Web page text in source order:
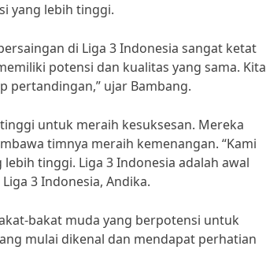
yang lebih tinggi.
di Liga 3 Indonesia sangat ketat
potensi dan kualitas yang sama. Kita
pertandingan,” ujar Bambang.
untuk meraih kesuksesan. Mereka
timnya meraih kemenangan. “Kami
tinggi. Liga 3 Indonesia adalah awal
3 Indonesia, Andika.
bakat muda yang berpotensi untuk
mulai dikenal dan mendapat perhatian